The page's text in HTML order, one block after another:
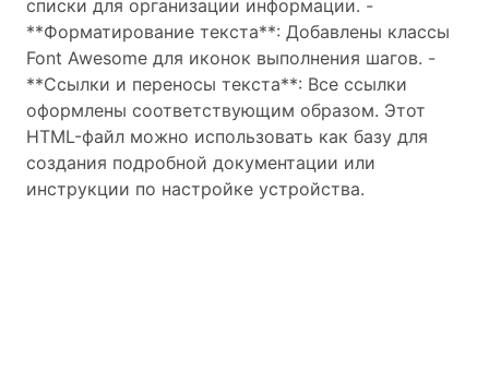
списки для организации информации. -
**Форматирование текста**: Добавлены классы
Font Awesome для иконок выполнения шагов. -
**Ссылки и переносы текста**: Все ссылки
оформлены соответствующим образом. Этот
HTML-файл можно использовать как базу для
создания подробной документации или
инструкции по настройке устройства.